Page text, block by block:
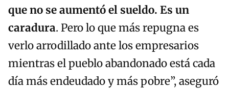
que no se aumentó el sueldo. Es un
caradura. Pero lo que más repugna es
verlo arrodillado ante los empresarios
mientras el pueblo abandonado está cada
día más endeudado y más pobre”, aseguró